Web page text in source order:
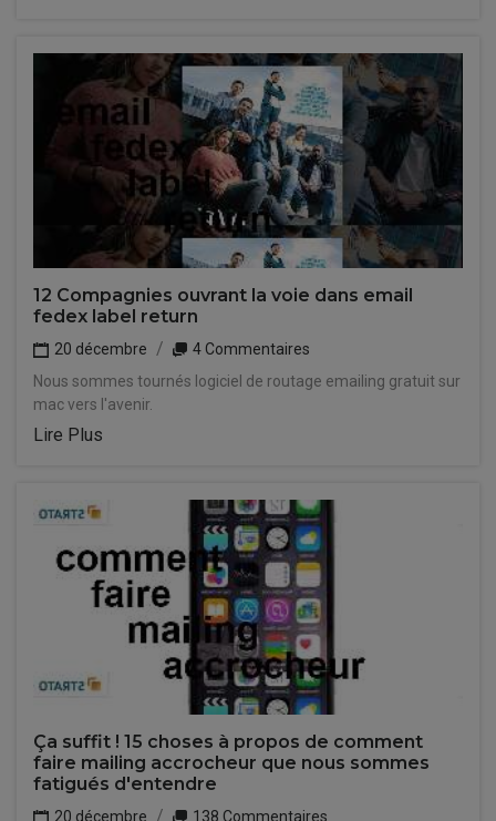
12 Compagnies ouvrant la voie dans email
fedex label return
20 décembre
4 Commentaires
Nous sommes tournés logiciel de routage emailing gratuit sur
mac vers l'avenir.
Lire Plus
Ça suffit ! 15 choses à propos de comment
faire mailing accrocheur que nous sommes
fatigués d'entendre
20 décembre 138 Commentaires